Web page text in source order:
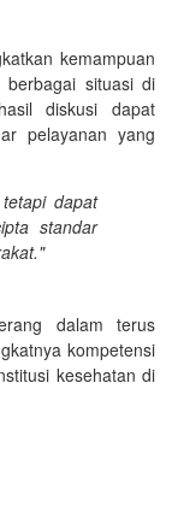
kemampuan
berbagai situasi di
diskusi dapat
pelayanan yang
dapat
standar
dalam terus
kompetensi
kesehatan di